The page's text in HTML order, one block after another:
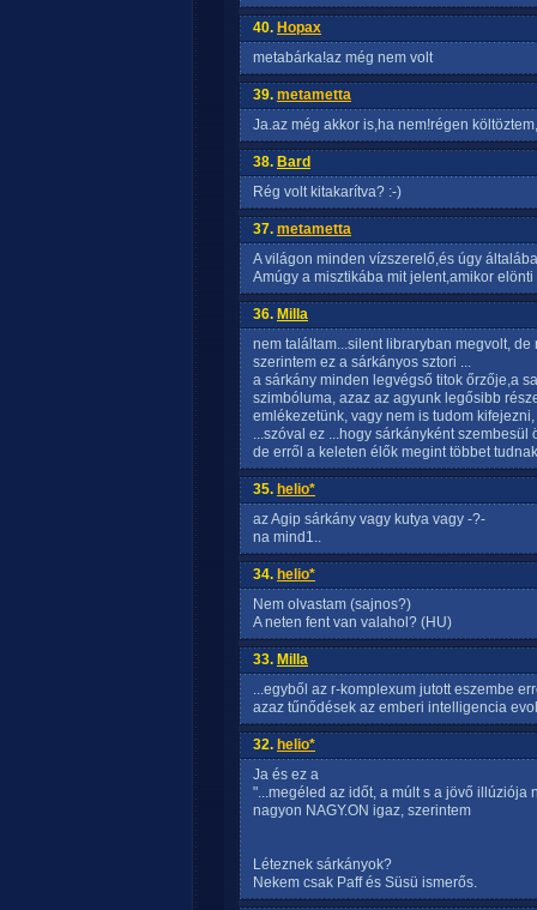
40. Hopax
metabárka!az még nem volt
39. metametta
Ja.az még akkor is,ha nem!régen
38. Bard
Rég volt kitakarítva? :-)
37. metametta
A világon minden vízszerelő,és úgy
Amúgy a misztikába mit jelent,amikor
36. Milla
nem találtam...silent libraryban megvolt, de
szerintem ez a sárkányos sztori ...
a sárkány minden legvégső titok őrzője,a
szimbóluma, azaz az agyunk legősibb
emlékezetünk, vagy nem is tudom
...szóval ez ...hogy sárkányként
de erről a keleten élők megint többet
35. helio*
az Agip sárkány vagy kutya vagy -?-
na mind1..
34. helio*
Nem olvastam (sajnos?)
A neten fent van valahol? (HU)
33. Milla
...egyből az r-komplexum jutott eszembe
azaz tűnődések az emberi intelligencia
32. helio*
Ja és ez a
"...megéled az időt, a múlt s a jövő illúziója
nagyon NAGY.ON igaz, szerintem
Léteznek sárkányok?
Nekem csak Paff és Süsü ismerős.